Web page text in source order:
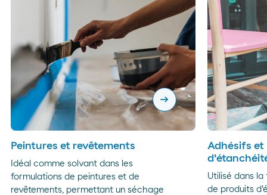
arrow_right_alt
Peintures et revêtements
Idéal comme solvant dans les
formulations de peintures et de
revêtements, permettant un séchage
Adhésifs
Utilisé dans
de produits